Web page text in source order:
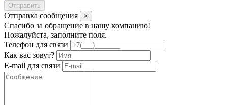
Отправить
Отправка сообщения ×
Спасибо за обращение в нашу компанию!
Пожалуйста, заполните поля.
Телефон для связи
Как вас зовут?
E-mail для связи